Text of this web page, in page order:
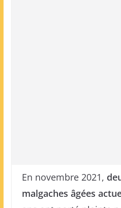
En novembre 2021,
malgaches âgées